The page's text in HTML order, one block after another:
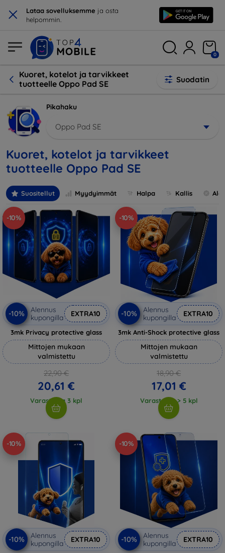
× Lataa sovelluksemme ja osta
helpommin.
0
Kuoret, kotelot ja tarvikkeet
tuotteelle Oppo Pad SE
Suodatin
Pikahaku
Oppo Pad SE
Kuoret, kotelot ja tarvikkeet
tuotteelle Oppo Pad SE
Suositellut Myydyimmät Halpa Kallis
-10%
-10%
Alennus
kupongilla
EXTRA10
3mk Privacy protective glass
Mittojen mukaan
valmistettu
22,90 €
20,61 €
Varastossa 3 kpl
-10%
-10%
Alennus
kupongilla
EXTRA10
3mk Anti-Shock protective glass
Mittojen mukaan
valmistettu
18,90 €
17,01 €
Varastossa > 5 kpl
-10%
-10%
Alennus
kupongilla
EXTRA10
-10%
-10%
Alennus
kupongilla
EXTRA10